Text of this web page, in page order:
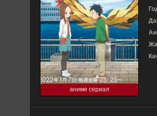
аниме сериал